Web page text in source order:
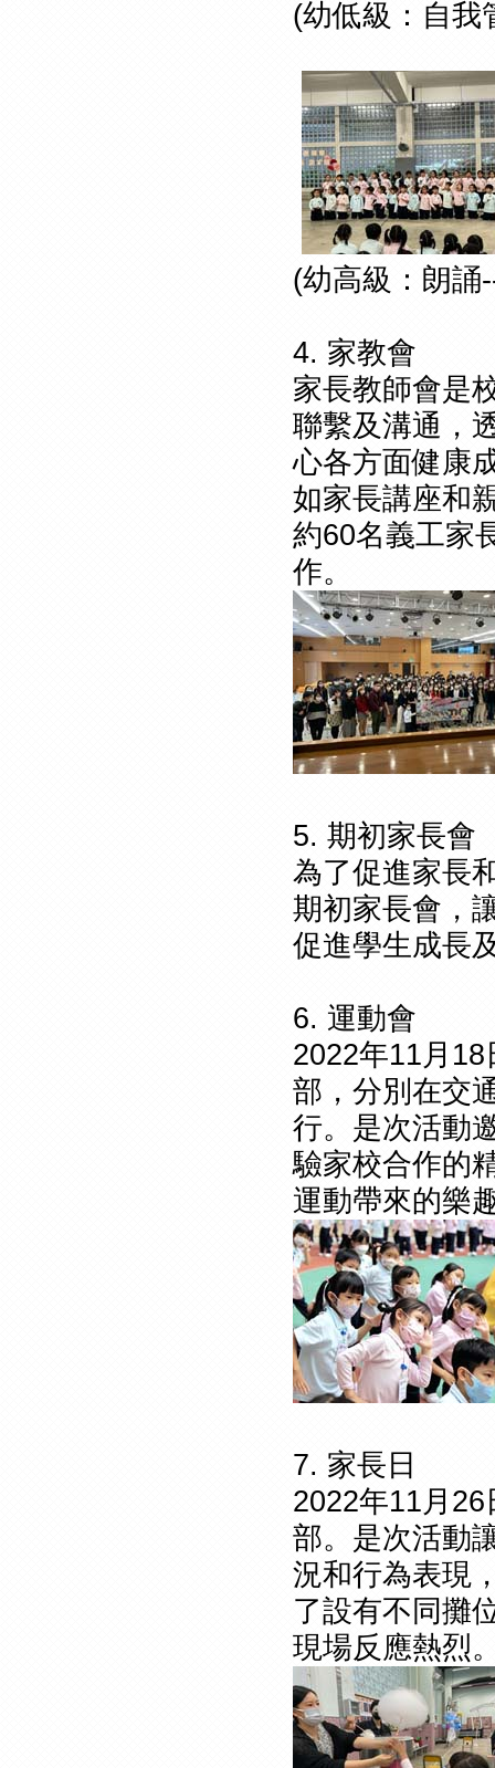
(幼低級：自我
(幼高級：朗誦
4. 家教會
家長教師會是
聯繫及溝通，
心各方面健康
如家長講座和
約60名義工家
作。
5. 期初家長會
為了促進家長
期初家長會，
促進學生成長
6. 運動會
2022年11月
部，分別在交
行。是次活動
驗家校合作的
運動帶來的樂
7. 家長日
2022年11月
部。是次活動
況和行為表現
了設有不同攤
現場反應熱烈